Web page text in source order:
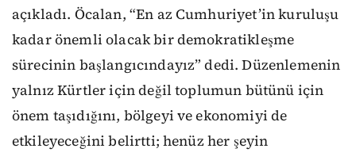
açıkladı. Öcalan, “En az Cumhuriyet’in kuruluşu
kadar önemli olacak bir demokratikleşme
sürecinin başlangıcındayız” dedi. Düzenlemenin
yalnız Kürtler için değil toplumun bütünü için
önem taşıdığını, bölgeyi ve ekonomiyi de
etkileyeceğini belirtti; henüz her şeyin